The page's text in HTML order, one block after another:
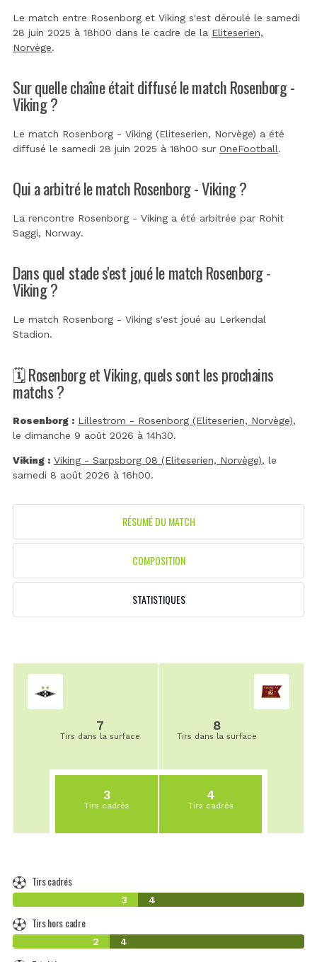
Le match entre Rosenborg et Viking s'est déroulé le samedi
28 juin 2025 à 18h00 dans le cadre de la Eliteserien,
Norvège.
Sur quelle chaîne était diffusé le match Rosenborg -
Viking ?
Le match Rosenborg - Viking (Eliteserien, Norvège) a été
diffusé le samedi 28 juin 2025 à 18h00 sur OneFootball.
Qui a arbitré le match Rosenborg - Viking ?
La rencontre Rosenborg - Viking a été arbitrée par Rohit
Saggi, Norway.
Dans quel stade s'est joué le match Rosenborg -
Viking ?
Le match Rosenborg - Viking s'est joué au Lerkendal
Stadion.
🗓️ Rosenborg et Viking, quels sont les prochains
matchs ?
Rosenborg : Lillestrom - Rosenborg (Eliteserien, Norvège),
le dimanche 9 août 2026 à 14h30.
Viking : Viking - Sarpsborg 08 (Eliteserien, Norvège), le
samedi 8 août 2026 à 16h00.
RÉSUMÉ DU MATCH
COMPOSITION
STATISTIQUES
7
Tirs dans la surface
3
Tirs cadrés
8
Tirs dans la surface
4
Tirs cadrés
Tirs cadrés
3 4
Tirs hors cadre
2 4